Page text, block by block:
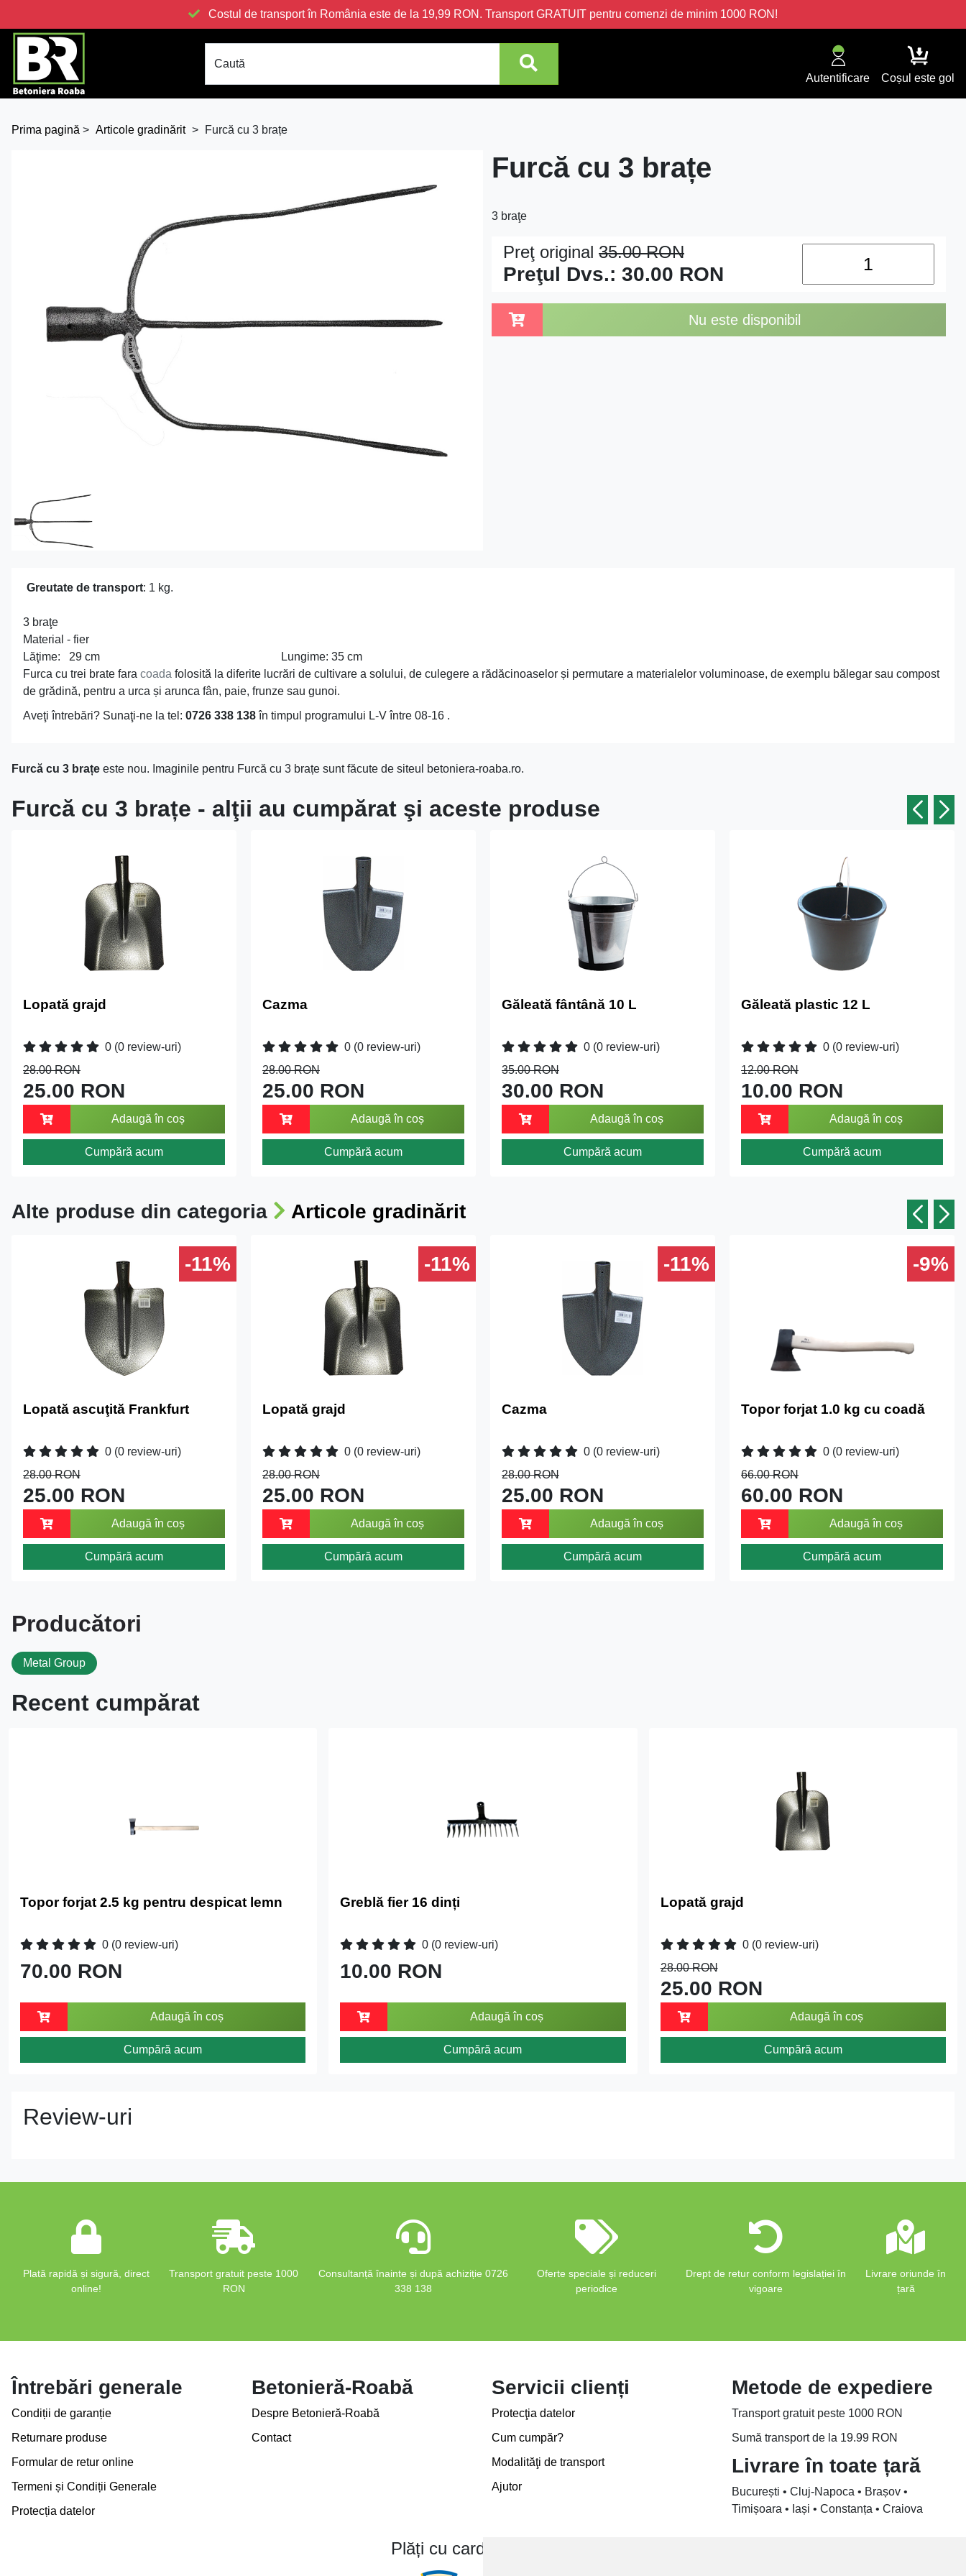
Costul de transport în România este de la 19,99 RON. Transport GRATUIT pentru comenzi de minim 1000 RON!
Caută
Autentificare
Coșul este gol
Prima pagină > Articole gradinărit > Furcă cu 3 brațe
Furcă cu 3 brațe
3 braţe
Preţ original 35.00RON
Preţul Dvs.: 30.00 RON
Nu este disponibil
Greutate de transport: 1 kg.
3 braţe
Material - fier
Lăţime: 29 cm Lungime: 35 cm
Furca cu trei brate fara coada folosită la diferite lucrări de cultivare a solului, de culegere a rădăcinoaselor și permutare a materialelor voluminoase, de exemplu bălegar sau compost
de grădină, pentru a urca și arunca fân, paie, frunze sau gunoi.
Aveţi întrebări? Sunaţi-ne la tel: 0726 338 138în timpul programului L-V între 08-16 .
Furcă cu 3 brațe este nou. Imaginile pentru Furcă cu 3 brațe sunt făcute de siteul betoniera-roaba.ro.
Furcă cu 3 brațe - alţii au cumpărat şi aceste produse
Lopată grajd
0 (0 review-uri)
28.00 RON
25.00 RON
Adaugă în coș
Cumpără acum
Cazma
0 (0 review-uri)
28.00 RON
25.00 RON
Adaugă în coș
Cumpără acum
Găleată fântână 10 L
0 (0 review-uri)
35.00 RON
30.00 RON
Adaugă în coș
Cumpără acum
Găleată plastic 12 L
0 (0 review-uri)
12.00 RON
10.00 RON
Adaugă în coș
Cumpără acum
Alte produse din categoria Articole gradinărit
-11%
Lopată ascuţită Frankfurt
0 (0 review-uri)
28.00 RON
25.00 RON
Adaugă în coș
Cumpără acum
-11%
Lopată grajd
0 (0 review-uri)
28.00 RON
25.00 RON
Adaugă în coș
Cumpără acum
-11%
Cazma
0 (0 review-uri)
28.00 RON
25.00 RON
Adaugă în coș
Cumpără acum
-9%
Topor forjat 1.0 kg cu coadă
0 (0 review-uri)
66.00 RON
60.00 RON
Adaugă în coș
Cumpără acum
Producători
Metal Group
Recent cumpărat
Topor forjat 2.5 kg pentru despicat lemn
0 (0 review-uri)
70.00 RON
Adaugă în coș
Cumpără acum
Greblă fier 16 dinți
0 (0 review-uri)
10.00 RON
Adaugă în coș
Cumpără acum
Lopată grajd
0 (0 review-uri)
28.00 RON
25.00 RON
Adaugă în coș
Cumpără acum
Review-uri
Plată rapidă și sigură, direct
online!
Transport gratuit peste 1000
RON
Consultanță înainte și după achiziție 0726
338 138
Oferte speciale și reduceri
periodice
Drept de retur conform legislației în
vigoare
Livrare oriunde în
țară
Întrebări generale
Condiții de garanție
Returnare produse
Formular de retur online
Termeni și Condiții Generale
Protecția datelor
Betonieră-Roabă
Despre Betonieră-Roabă
Contact
Servicii clienți
Protecţia datelor
Cum cumpăr?
Modalităţi de transport
Ajutor
Metode de expediere
Transport gratuit peste 1000 RON
Sumă transport de la 19.99 RON
Livrare în toate țară
București • Cluj-Napoca • Brașov •
Timișoara • Iași • Constanța • Craiova
Plăți cu card bancar prin